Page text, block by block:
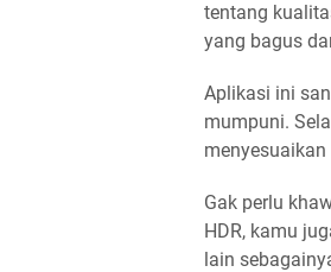
tentang
yang bagus
Aplikasi ini
mumpuni.
Gak perlu
HDR, kamu
lain